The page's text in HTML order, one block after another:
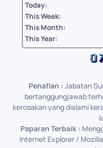
Today:
This Week:
This Month:
This Year:
Penafian : Jabatan
bertanggungjawab
kerosakan yang dialami
Paparan Terbaik :
Internet Explorer /